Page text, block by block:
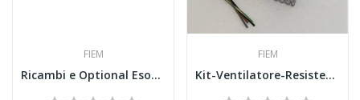
FIEM
Ricambi e Optional Esotici Fiem Raffreddamento...
FIEM
Kit-Ventilatore-Resistenze-Griglia-Morsetto-Fil...